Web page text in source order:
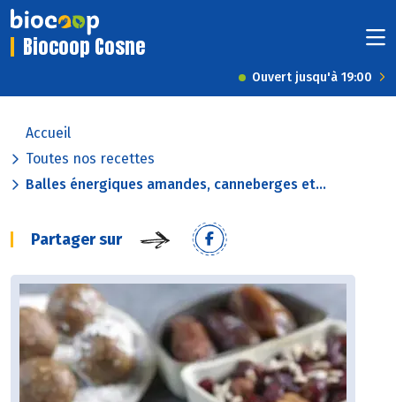
Biocoop Cosne
Ouvert jusqu'à 19:00
Accueil
Toutes nos recettes
Balles énergiques amandes, canneberges et...
Partager sur